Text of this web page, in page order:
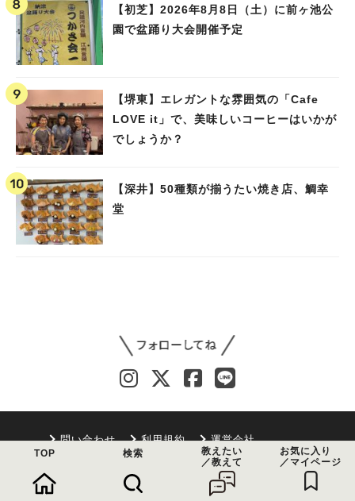
【初芝】2026年8月8日（土）に前ヶ池公
園で盆踊り大会開催予定
【堺東】エレガントな雰囲気の「Cafe
LOVE it」で、美味しいコーヒーはいかが
でしょうか？
【深井】50種類が揃うたい焼き店、鯛幸
堂
問い合わせ 利用規約 運営会社
まちっと活用法
TOP 検索
教えたい
／教えて
お気に入り
／マイページ